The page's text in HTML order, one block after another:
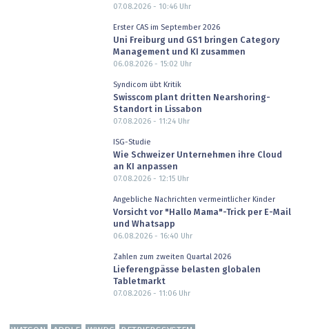
07.08.2026 - 10:46Uhr
Erster CAS im September 2026
Uni Freiburg und GS1 bringen Category
Management und KI zusammen
06.08.2026 - 15:02 Uhr
Syndicom übt Kritik
Swisscom plant dritten Nearshoring-
Standort in Lissabon
07.08.2026 - 11:24Uhr
ISG-Studie
Wie Schweizer Unternehmen ihre Cloud
an KI anpassen
07.08.2026 - 12:15Uhr
Angebliche Nachrichten vermeintlicher Kinder
Vorsicht vor "Hallo Mama"-Trick per E-Mail
und Whatsapp
06.08.2026 - 16:40 Uhr
Zahlen zum zweiten Quartal 2026
Lieferengpässe belasten globalen
Tabletmarkt
07.08.2026 - 11:06Uhr